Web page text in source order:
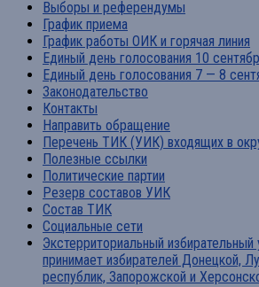
Выборы и референдумы
График приема
График работы ОИК и горячая линия
Единый день голосования 10
Единый день голосования 7 — 8
Законодательство
Контакты
Направить обращение
Перечень ТИК (УИК) входящих в
Полезные ссылки
Политические партии
Резерв составов УИК
Состав ТИК
Социальные сети
Экстерриториальный
принимает избирателей Донецкой,
республик, Запорожской и